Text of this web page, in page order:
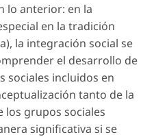
lo anterior: en la
en la tradición
la integración social se
el desarrollo de
sociales incluidos en
tanto de la
los grupos sociales
significativa si se